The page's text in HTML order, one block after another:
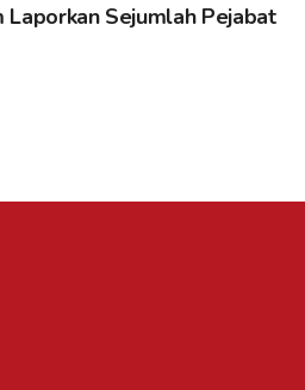
Laporkan Sejumlah Pejabat